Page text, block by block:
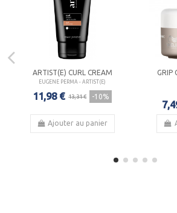
ARTIST(E) CURL CREAM
EUGENE PERMA - ARTIST(E)
11,98 € 13,31 € -10%
Ajouter au panier
GRIP